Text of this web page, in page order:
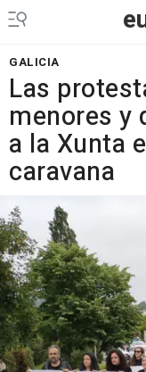
GALICIA
Las
menores y
a la Xunta
caravana